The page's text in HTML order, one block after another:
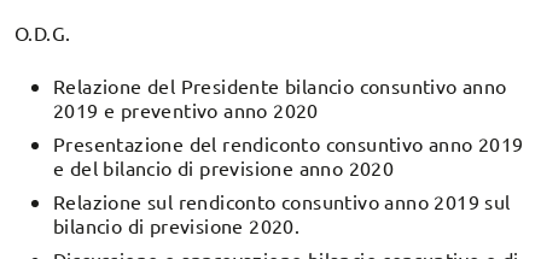
O.D.G.
Relazione del Presidente bilancio consuntivo anno
2019 e preventivo anno 2020
Presentazione del rendiconto consuntivo anno 2019
e del bilancio di previsione anno 2020
Relazione sul rendiconto consuntivo anno 2019 sul
bilancio di previsione 2020.